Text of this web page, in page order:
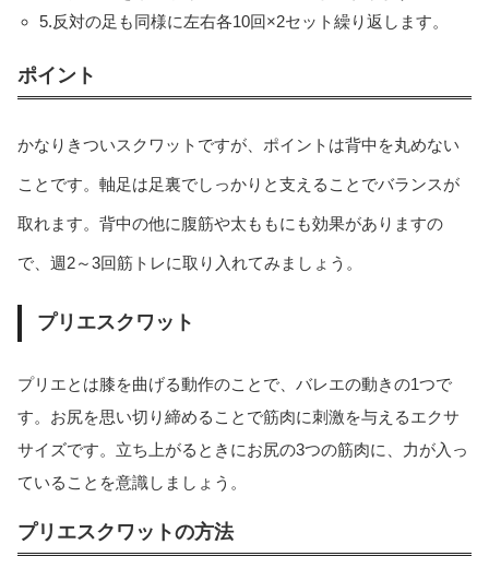
5.反対の足も同様に左右各10回×2セット繰り返します。
ポイント
かなりきついスクワットですが、ポイントは背中を丸めない
ことです。軸足は足裏でしっかりと支えることでバランスが
取れます。背中の他に腹筋や太ももにも効果がありますの
で、週2～3回筋トレに取り入れてみましょう。
プリエスクワット
プリエとは膝を曲げる動作のことで、バレエの動きの1つで
す。お尻を思い切り締めることで筋肉に刺激を与えるエクサ
サイズです。立ち上がるときにお尻の3つの筋肉に、力が入っ
ていることを意識しましょう。
プリエスクワットの方法